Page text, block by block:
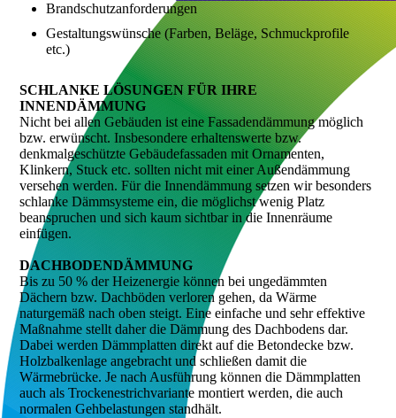
Brandschutzanforderungen
Gestaltungswünsche (Farben, Beläge, Schmuckprofile
etc.)
SCHLANKE LÖSUNGEN FÜR IHRE
INNENDÄMMUNG
Nicht bei allen Gebäuden ist eine Fassadendämmung möglich
bzw. erwünscht. Insbesondere erhaltenswerte bzw.
denkmalgeschützte Gebäudefassaden mit Ornamenten,
Klinkern, Stuck etc. sollten nicht mit einer Außendämmung
versehen werden. Für die Innendämmung setzen wir besonders
schlanke Dämmsysteme ein, die möglichst wenig Platz
beanspruchen und sich kaum sichtbar in die Innenräume
einfügen.
DACHBODENDÄMMUNG
Bis zu 50 % der Heizenergie können bei ungedämmten
Dächern bzw. Dachböden verloren gehen, da Wärme
naturgemäß nach oben steigt. Eine einfache und sehr effektive
Maßnahme stellt daher die Dämmung des Dachbodens dar.
Dabei werden Dämmplatten direkt auf die Betondecke bzw.
Holzbalkenlage angebracht und schließen damit die
Wärmebrücke. Je nach Ausführung können die Dämmplatten
auch als Trockenestrichvariante montiert werden, die auch
normalen Gehbelastungen standhält.